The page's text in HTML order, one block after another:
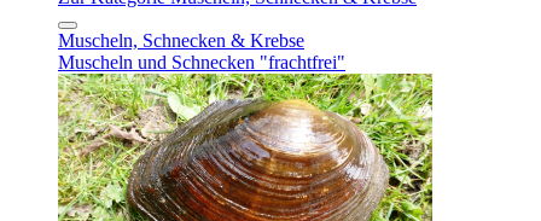
Muscheln, Schnecken & Krebse
Muscheln und Schnecken "frachtfrei"